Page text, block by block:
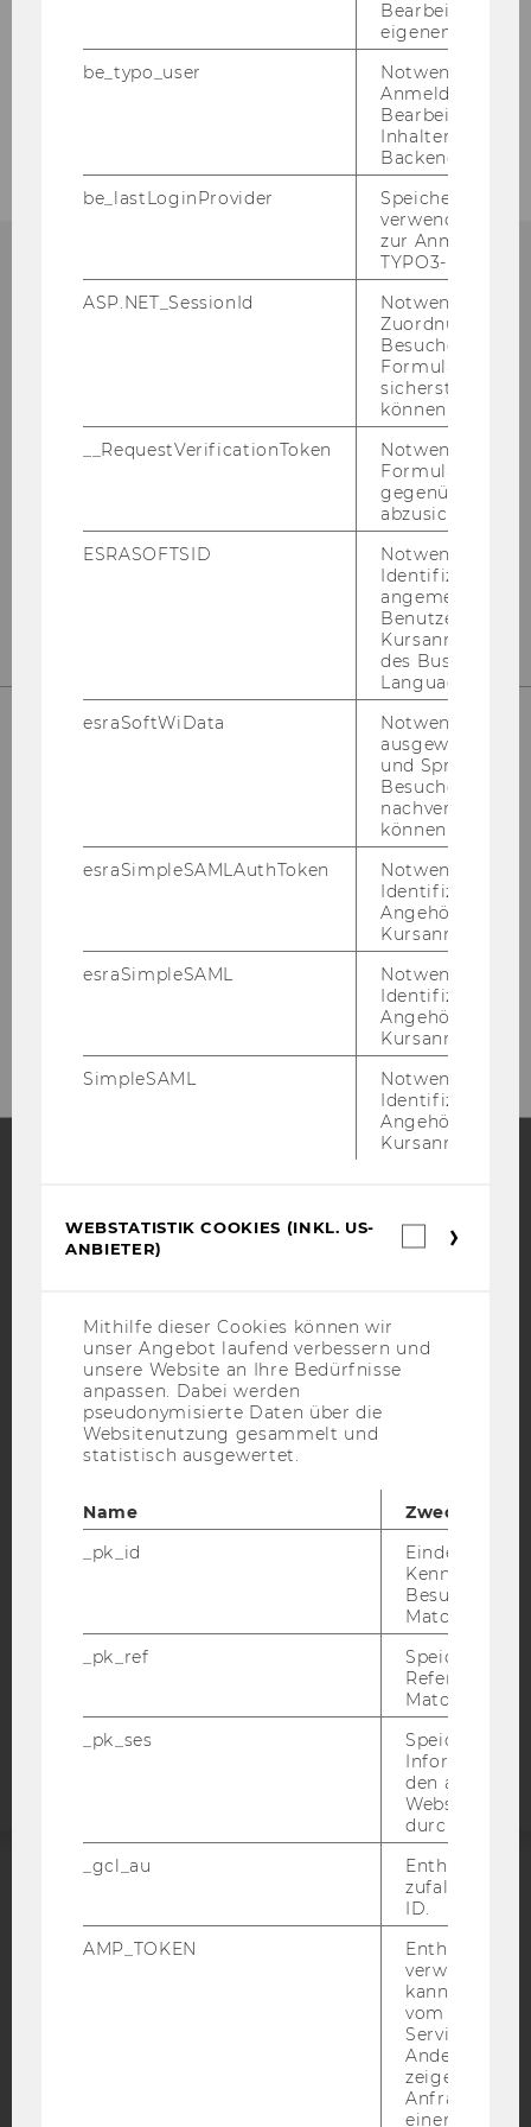
ZURÜCK ZUR ÜBERSICHT
Institut für Marketing-
Gebäude D2, Eingang A, 1. OG
Welthandelsplatz 1
Department für Marketing
Gebäude D2, Eingang A, 1. und 2. OG
Welthandelsplatz 1
IMPRESSUM
DATENSCHUTZERKLÄRUNG SOCIAL MEDIA
STUDIENBEWERBER*INNEN UND STUDIERENDE
Barrierefreiheitserklärung
EQUIS
Bearbeitung des
eigenen Profils.
be_typo_user
Notwendig für
Anmeldung und
Bearbeitung von
Inhalten im
Backend.
be_lastLoginProvider
Speichert die
verwendete
zur Anmeldung
TYPO3-Backend.
ASP.NET_SessionId
Notwendig, um
Zuordnung von
Besucher zu
sicherstellen zu
können.
__RequestVerificationToken
Notwendig, um
gegenüber
abzusichern.
ESRASOFTSID
Notwendig zur
Identifizierung
angemeldeten
Benutzers im
des Business
Language
esraSoftWiData
Notwendig um
ausgewählte
und
Besuchers
nachverfolgen
können.
esraSimpleSAMLAuthToken
Notwendig zur
Identifizierung
Angehörige/r für
Kursanmeldung.
esraSimpleSAML
Notwendig zur
Identifizierung
Angehörige/r für
Kursanmeldung.
SimpleSAML
Notwendig zur
Identifizierung
Angehörige/r für
Kursanmeldung.
WEBSTATISTIK COOKIES (INKL. US-
ANBIETER)
Mithilfe dieser Cookies können wir
unser Angebot laufend verbessern und
unsere Website an Ihre Bedürfnisse
anpassen. Dabei werden
pseudonymisierte Daten über die
Websitenutzung gesammelt und
statistisch ausgewertet.
Name
Zweck
_pk_id
Eindeutige
Besuchers
Matomo.
_pk_ref
Speicherung
Referrers
Matomo.
_pk_ses
Speicherung
den aktuellen
durch
_gcl_au
Enthält eine
ID.
AMP_TOKEN
Enthält ein
verwendet
kann, um
vom AMP-
Service
Andere
zeigen Opt-
Anfrage im
einen Fehler